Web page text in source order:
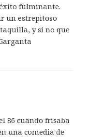
fulminante.
un estrepitoso
y si no que
86 cuando frisaba
una comedia de